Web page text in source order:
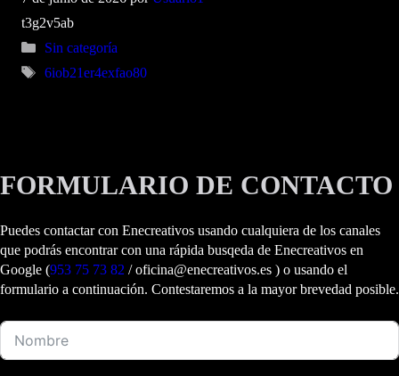
t3g2v5ab
Categorías
Sin categoría
Etiquetas
6iob21er4exfao80
FORMULARIO DE CONTACTO
Puedes contactar con Enecreativos usando cualquiera de los canales
que podrás encontrar con una rápida busqeda de Enecreativos en
Google (953 75 73 82 / oficina@enecreativos.es ) o usando el
formulario a continuación. Contestaremos a la mayor brevedad posible.